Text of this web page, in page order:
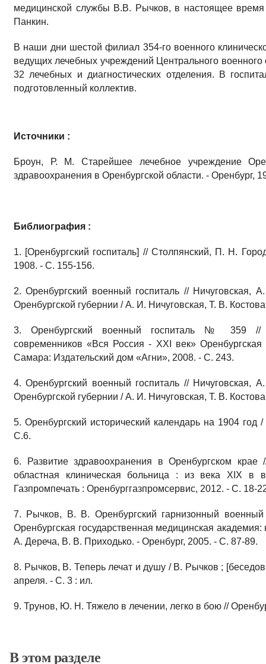
медицинской службы В.В. Рычков, в настоящее время
Панкин.
В наши дни шестой филиал 354-го военного
ведущих лечебных учреждений Центрального
32 лечебных и диагностических отделения. В
подготовленный коллектив.
Источники :
Броун, Р. М. Старейшее лечебное учреждение
здравоохранения в Оренбургской области. -
Библиография :
1. [Оренбургский госпиталь] // Столпянский, П. Н.
1908. - С. 155-156.
2. Оренбургский военный госпиталь // Ничуговская,
Оренбургской губернии / А. И. Ничуговская, Т. В.
3. Оренбургский военный госпиталь № 359 //
современников «Вся Россия - XXI век»
Самара: Издательский дом «Агни», 2008. - С. 243.
4. Оренбургский военный госпиталь // Ничуговская,
Оренбургской губернии / А. И. Ничуговская, Т. В.
5. Оренбургский исторический календарь на 1904
С.6.
6. Развитие здравоохранения в Оренбургском
областная клиническая больница : из века XIX
Газпромпечать : Оренбурггазпромсервис, 2012. - С. 18-
7. Рычков, В. В. Оренбургский гарнизонный
Оренбургская государственная медицинская
А. Дереча, В. В. Приходько. - Оренбург, 2005. - С. 87-89.
8. Рычков, В. Теперь лечат и душу / В. Рычков ;
апреля. - С. 3 : ил.
9. Трунов, Ю. Н. Тяжело в лечении, легко в бою //
В этом разделе